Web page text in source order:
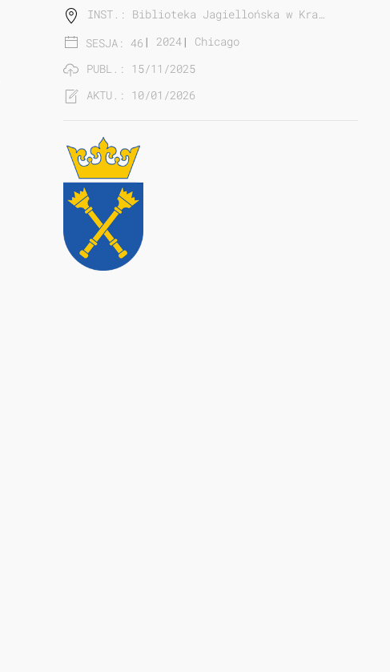
INST.: Biblioteka Jagiellońska w Kra…
SESJA: 46 | 2024| Chicago
PUBL.: 15/11/2025
AKTU.: 10/01/2026